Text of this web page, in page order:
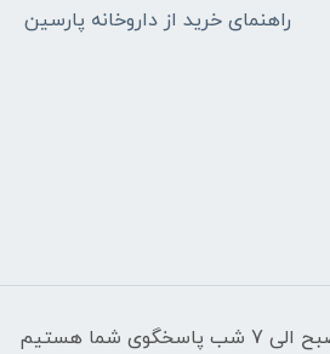
راهنمای خرید از داروخانه پارسین